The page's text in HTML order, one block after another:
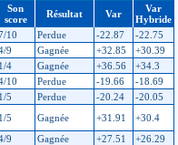
Son
score
Résultat Var
Var
Hybride
10 Perdue -22.87
-22.75
9 Gagnée +32.85
+30.39
1/4 Gagnée +36.56
+34.3
10 Perdue -19.66
-18.69
1/5 Perdue -20.24
-20.05
1/5 Gagnée +31.91
+30.4
9 Gagnée +27.51
+26.29